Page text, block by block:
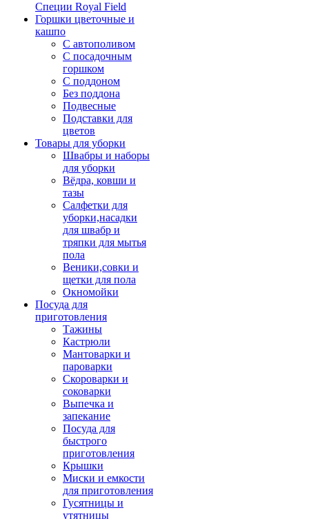
Специи Royal Field
Горшки цветочные и
кашпо
С автополивом
С посадочным
горшком
С поддоном
Без поддона
Подвесные
Подставки для
цветов
Товары для уборки
Швабры и наборы
для уборки
Вёдра, ковши и
тазы
Салфетки для
уборки,насадки
для швабр и
тряпки для мытья
пола
Веники,совки и
щетки для пола
Окномойки
Посуда для
приготовления
Тажины
Кастрюли
Мантоварки и
пароварки
Скороварки и
соковарки
Выпечка и
запекание
Посуда для
быстрого
приготовления
Крышки
Миски и емкости
для приготовления
Гусятницы и
утятницы